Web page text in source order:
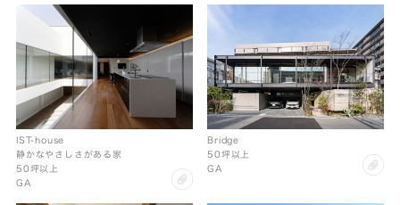
IST-house
静かなやさしさがある家
50坪以上
GA
Bridge
50坪以上
GA